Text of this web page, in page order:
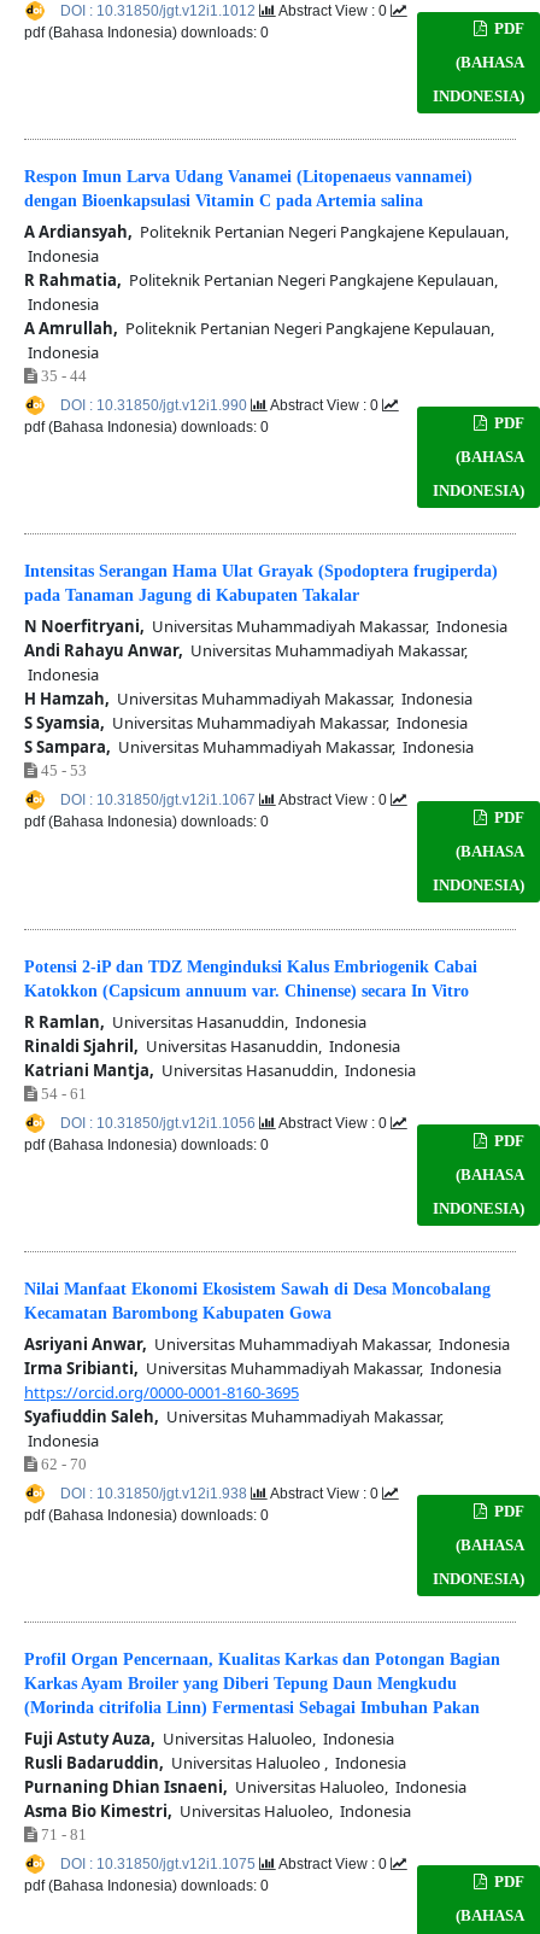
PDF
(BAHASA
INDONESIA)
DOI : 10.31850/jgt.v12i1.1012
Abstract View : 0
pdf (Bahasa Indonesia) downloads: 0
Respon Imun Larva Udang Vanamei (Litopenaeus vannamei)
dengan Bioenkapsulasi Vitamin C pada Artemia salina
A Ardiansyah, Politeknik Pertanian Negeri Pangkajene Kepulauan,
Indonesia
R Rahmatia, Politeknik Pertanian Negeri Pangkajene Kepulauan,
Indonesia
A Amrullah, Politeknik Pertanian Negeri Pangkajene Kepulauan,
Indonesia
35 - 44
PDF
(BAHASA
INDONESIA)
DOI : 10.31850/jgt.v12i1.990
Abstract View : 0
pdf (Bahasa Indonesia) downloads: 0
Intensitas Serangan Hama Ulat Grayak (Spodoptera frugiperda)
pada Tanaman Jagung di Kabupaten Takalar
N Noerfitryani, Universitas Muhammadiyah Makassar, Indonesia
Andi Rahayu Anwar, Universitas Muhammadiyah Makassar,
Indonesia
H Hamzah, Universitas Muhammadiyah Makassar, Indonesia
S Syamsia, Universitas Muhammadiyah Makassar, Indonesia
S Sampara, Universitas Muhammadiyah Makassar, Indonesia
45 - 53
PDF
(BAHASA
INDONESIA)
DOI : 10.31850/jgt.v12i1.1067
Abstract View : 0
pdf (Bahasa Indonesia) downloads: 0
Potensi 2-iP dan TDZ Menginduksi Kalus Embriogenik Cabai
Katokkon (Capsicum annuum var. Chinense) secara In Vitro
R Ramlan, Universitas Hasanuddin, Indonesia
Rinaldi Sjahril, Universitas Hasanuddin, Indonesia
Katriani Mantja, Universitas Hasanuddin, Indonesia
54 - 61
PDF
(BAHASA
INDONESIA)
DOI : 10.31850/jgt.v12i1.1056
Abstract View : 0
pdf (Bahasa Indonesia) downloads: 0
Nilai Manfaat Ekonomi Ekosistem Sawah di Desa Moncobalang
Kecamatan Barombong Kabupaten Gowa
Asriyani Anwar, Universitas Muhammadiyah Makassar, Indonesia
Irma Sribianti, Universitas Muhammadiyah Makassar, Indonesia
https://orcid.org/0000-0001-8160-3695
Syafiuddin Saleh, Universitas Muhammadiyah Makassar,
Indonesia
62 - 70
PDF
(BAHASA
INDONESIA)
DOI : 10.31850/jgt.v12i1.938
Abstract View : 0
pdf (Bahasa Indonesia) downloads: 0
Profil Organ Pencernaan, Kualitas Karkas dan Potongan Bagian
Karkas Ayam Broiler yang Diberi Tepung Daun Mengkudu
(Morinda citrifolia Linn) Fermentasi Sebagai Imbuhan Pakan
Fuji Astuty Auza, Universitas Haluoleo, Indonesia
Rusli Badaruddin, Universitas Haluoleo , Indonesia
Purnaning Dhian Isnaeni, Universitas Haluoleo, Indonesia
Asma Bio Kimestri, Universitas Haluoleo, Indonesia
71 - 81
PDF
(BAHASA
DOI : 10.31850/jgt.v12i1.1075
Abstract View : 0
pdf (Bahasa Indonesia) downloads: 0